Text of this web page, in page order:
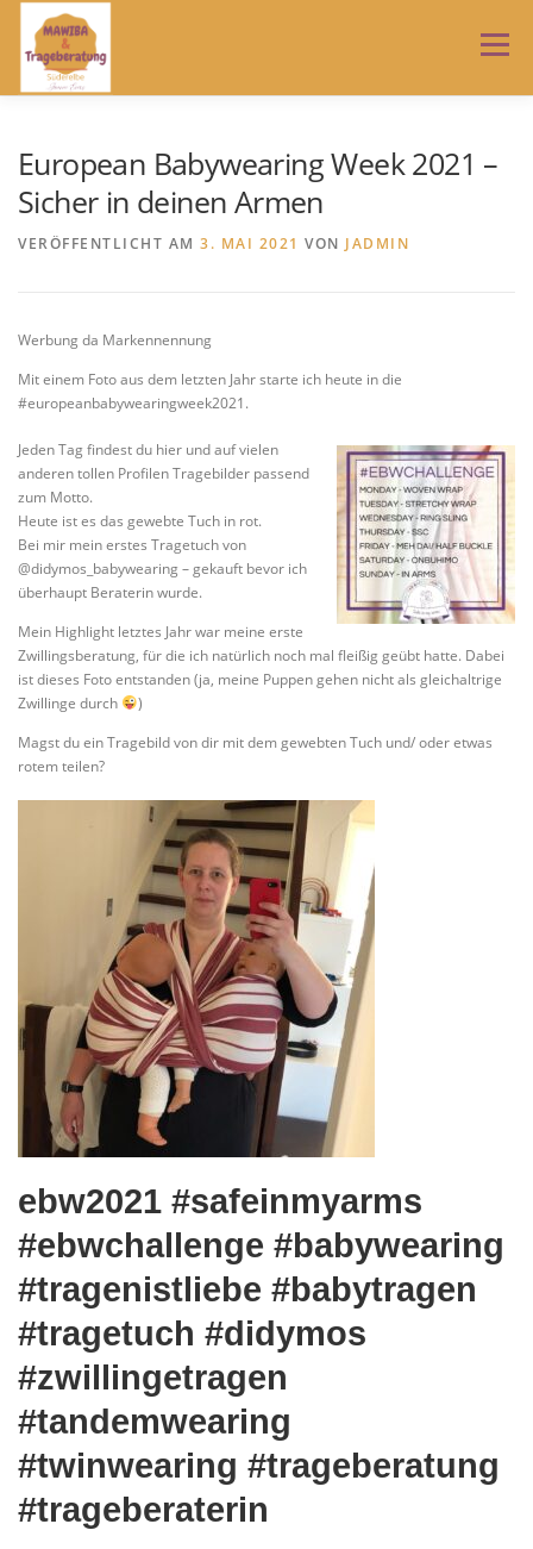
Zum
Inhalt
springen
Menü
European Babywearing Week 2021 –
Sicher in deinen Armen
VERÖFFENTLICHT AM 3. MAI 2021 VON JADMIN
Werbung da Markennennung
Mit einem Foto aus dem letzten Jahr starte ich heute in die
#europeanbabywearingweek2021.
Jeden Tag findest du hier und auf vielen
anderen tollen Profilen Tragebilder passend
zum Motto.
Heute ist es das gewebte Tuch in rot.
Bei mir mein erstes Tragetuch von
@didymos_babywearing – gekauft bevor ich
überhaupt Beraterin wurde.
Mein Highlight letztes Jahr war meine erste
Zwillingsberatung, für die ich natürlich noch mal fleißig geübt hatte. Dabei
ist dieses Foto entstanden (ja, meine Puppen gehen nicht als gleichaltrige
Zwillinge durch
)
Magst du ein Tragebild von dir mit dem gewebten Tuch und/ oder etwas
rotem teilen?
ebw2021 #safeinmyarms
#ebwchallenge #babywearing
#tragenistliebe #babytragen
#tragetuch #didymos
#zwillingetragen
#tandemwearing
#twinwearing #trageberatung
#trageberaterin